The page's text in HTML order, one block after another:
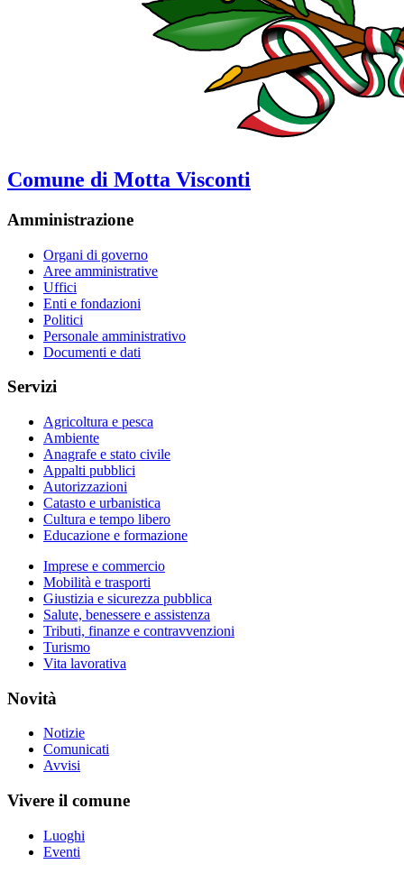
Comune di Motta Visconti
Amministrazione
Organi di governo
Aree amministrative
Uffici
Enti e fondazioni
Politici
Personale amministrativo
Documenti e dati
Servizi
Agricoltura e pesca
Ambiente
Anagrafe e stato civile
Appalti pubblici
Autorizzazioni
Catasto e urbanistica
Cultura e tempo libero
Educazione e formazione
Imprese e commercio
Mobilità e trasporti
Giustizia e sicurezza pubblica
Salute, benessere e assistenza
Tributi, finanze e contravvenzioni
Turismo
Vita lavorativa
Novità
Notizie
Comunicati
Avvisi
Vivere il comune
Luoghi
Eventi